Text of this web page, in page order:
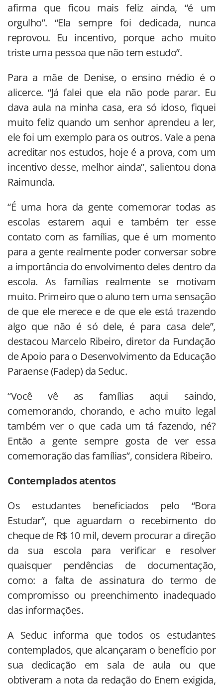
afirma que ficou mais feliz ainda, “é um
orgulho”. “Ela sempre foi dedicada, nunca
reprovou. Eu incentivo, porque acho muito
triste uma pessoa que não tem estudo”.
Para a mãe de Denise, o ensino médio é o
alicerce. “Já falei que ela não pode parar. Eu
dava aula na minha casa, era só idoso, fiquei
muito feliz quando um senhor aprendeu a ler,
ele foi um exemplo para os outros. Vale a pena
acreditar nos estudos, hoje é a prova, com um
incentivo desse, melhor ainda”, salientou dona
Raimunda.
“É uma hora da gente comemorar todas as
escolas estarem aqui e também ter esse
contato com as famílias, que é um momento
para a gente realmente poder conversar sobre
a importância do envolvimento deles dentro da
escola. As famílias realmente se motivam
muito. Primeiro que o aluno tem uma sensação
de que ele merece e de que ele está trazendo
algo que não é só dele, é para casa dele”,
destacou Marcelo Ribeiro, diretor da Fundação
de Apoio para o Desenvolvimento da Educação
Paraense (Fadep) da Seduc.
“Você vê as famílias aqui saindo,
comemorando, chorando, e acho muito legal
também ver o que cada um tá fazendo, né?
Então a gente sempre gosta de ver essa
comemoração das famílias”, considera Ribeiro.
Contemplados atentos
Os estudantes beneficiados pelo “Bora
Estudar”, que aguardam o recebimento do
cheque de R$ 10 mil, devem procurar a direção
da sua escola para verificar e resolver
quaisquer pendências de documentação,
como: a falta de assinatura do termo de
compromisso ou preenchimento inadequado
das informações.
A Seduc informa que todos os estudantes
contemplados, que alcançaram o benefício por
sua dedicação em sala de aula ou que
obtiveram a nota da redação do Enem exigida,